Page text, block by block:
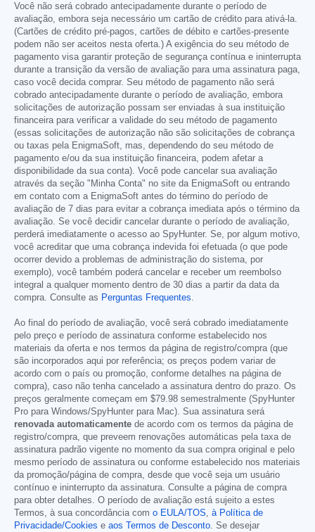
Você não será cobrado antecipadamente durante o período de
avaliação, embora seja necessário um cartão de crédito para ativá-la.
(Cartões de crédito pré-pagos, cartões de débito e cartões-presente
podem não ser aceitos nesta oferta.) A exigência do seu método de
pagamento visa garantir proteção de segurança contínua e ininterrupta
durante a transição da versão de avaliação para uma assinatura paga,
caso você decida comprar. Seu método de pagamento não será
cobrado antecipadamente durante o período de avaliação, embora
solicitações de autorização possam ser enviadas à sua instituição
financeira para verificar a validade do seu método de pagamento
(essas solicitações de autorização não são solicitações de cobrança
ou taxas pela EnigmaSoft, mas, dependendo do seu método de
pagamento e/ou da sua instituição financeira, podem afetar a
disponibilidade da sua conta). Você pode cancelar sua avaliação
através da seção "Minha Conta" no site da EnigmaSoft ou entrando
em contato com a EnigmaSoft antes do término do período de
avaliação de 7 dias para evitar a cobrança imediata após o término da
avaliação. Se você decidir cancelar durante o período de avaliação,
perderá imediatamente o acesso ao SpyHunter. Se, por algum motivo,
você acreditar que uma cobrança indevida foi efetuada (o que pode
ocorrer devido a problemas de administração do sistema, por
exemplo), você também poderá cancelar e receber um reembolso
integral a qualquer momento dentro de 30 dias a partir da data da
compra. Consulte as Perguntas Frequentes.
Ao final do período de avaliação, você será cobrado imediatamente
pelo preço e período de assinatura conforme estabelecido nos
materiais da oferta e nos termos da página de registro/compra (que
são incorporados aqui por referência; os preços podem variar de
acordo com o país ou promoção, conforme detalhes na página de
compra), caso não tenha cancelado a assinatura dentro do prazo. Os
preços geralmente começam em $79.98 semestralmente (SpyHunter
Pro para Windows/SpyHunter para Mac). Sua assinatura será
renovada automaticamente de acordo com os termos da página de
registro/compra, que preveem renovações automáticas pela taxa de
assinatura padrão vigente no momento da sua compra original e pelo
mesmo período de assinatura ou conforme estabelecido nos materiais
da promoção/página de compra, desde que você seja um usuário
contínuo e ininterrupto da assinatura. Consulte a página de compra
para obter detalhes. O período de avaliação está sujeito a estes
Termos, à sua concordância com o EULA/TOS, à Política de
Privacidade/Cookies e aos Termos de Desconto. Se desejar